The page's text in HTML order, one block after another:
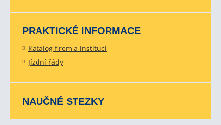
PRAKTICKÉ INFORMACE
Katalog firem a institucí
Jízdní řády
NAUČNÉ STEZKY